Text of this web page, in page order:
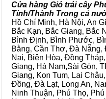
Cửa hàng Giỏ trái cây
Tỉnh/Thành Trong cả
Hồ Chí Minh, Hà Nội, An
Bắc Kạn, Bắc Giang, Bắc
Bình Định, Bình Phước,
Bằng, Cần Thơ, Đà
Nai, Biên Hòa, Đồng
Giang, Hà Nam,Sài Gòn,
Giang, Kon Tum, Lai
Đồng, Đà Lạt, Long An,
Ninh Thuận, Phú Thọ,